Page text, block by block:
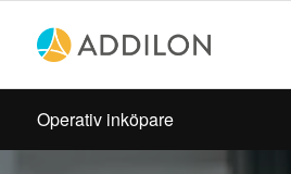
Operativ inköpare